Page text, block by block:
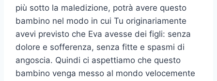
più sotto la maledizione, potrà avere questo
bambino nel modo in cui Tu originariamente
avevi previsto che Eva avesse dei figli: senza
dolore e sofferenza, senza fitte e spasmi di
angoscia. Quindi ci aspettiamo che questo
bambino venga messo al mondo velocemente